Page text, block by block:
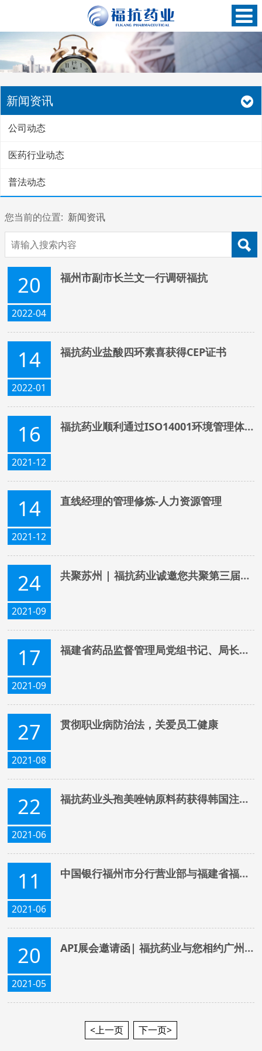
新闻资讯
公司动态
医药行业动态
普法动态
您当前的位置: 新闻资讯
20
2022-04
福州市副市长兰文一行调研福抗
14
2022-01
福抗药业盐酸四环素喜获得CEP证书
16
2021-12
福抗药业顺利通过ISO14001环境管理体系认证
14
2021-12
直线经理的管理修炼-人力资源管理
24
2021-09
共聚苏州 | 福抗药业诚邀您共聚第三届中国国际生物&化学制药产业大会
17
2021-09
福建省药品监督管理局党组书记、局长俞开海莅临福抗考察调研
27
2021-08
贯彻职业病防治法，关爱员工健康
22
2021-06
福抗药业头孢美唑钠原料药获得韩国注册证书
11
2021-06
中国银行福州市分行营业部与福建省福抗药业股份有限公司签订党建共建协议
20
2021-05
API展会邀请函| 福抗药业与您相约广州API（5月26-28日）
<上一页 下一页>